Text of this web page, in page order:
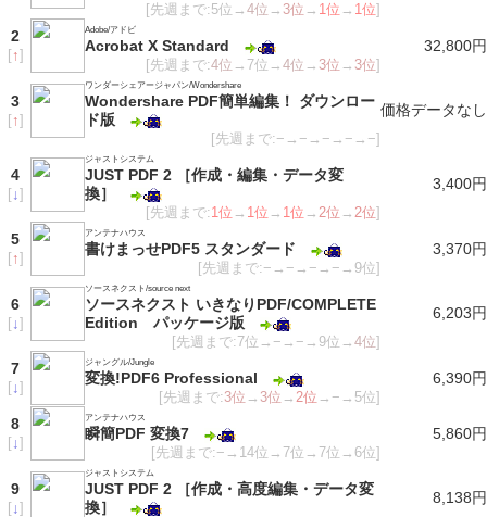
[先週まで:5位→4位 → 3位 → 1位 → 1位]
2
[↑]
Adobe/アドビ
Acrobat X Standard
[先週まで:4位 →7位→4位 → 3位 → 3位]
32,800円
3
[↑]
ワンダーシェアージャパン/Wondershare
Wondershare PDF簡単編集！ ダウンロー
ド版
[先週まで:−→−→−→−→−]
価格データなし
4
[↓]
ジャストシステム
JUST PDF 2 ［作成・編集・データ変
換］
[先週まで:1位 → 1位 → 1位 →2位 →2位]
3,400円
5
[↑]
アンテナハウス
書けまっせPDF5 スタンダード
[先週まで:−→−→−→−→9位]
3,370円
6
[↓]
ソースネクスト/source next
ソースネクスト いきなりPDF/COMPLETE
Edition パッケージ版
[先週まで:7位→−→−→9位→4位]
6,203円
7
[↓]
ジャングル/Jungle
変換!PDF6 Professional
[先週まで:3位 → 3位 →2位 →−→5位]
6,390円
8
[↓]
アンテナハウス
瞬簡PDF 変換7
[先週まで:−→14位→7位→7位→6位]
5,860円
9
[↓]
ジャストシステム
JUST PDF 2 ［作成・高度編集・データ変
換］
8,138円